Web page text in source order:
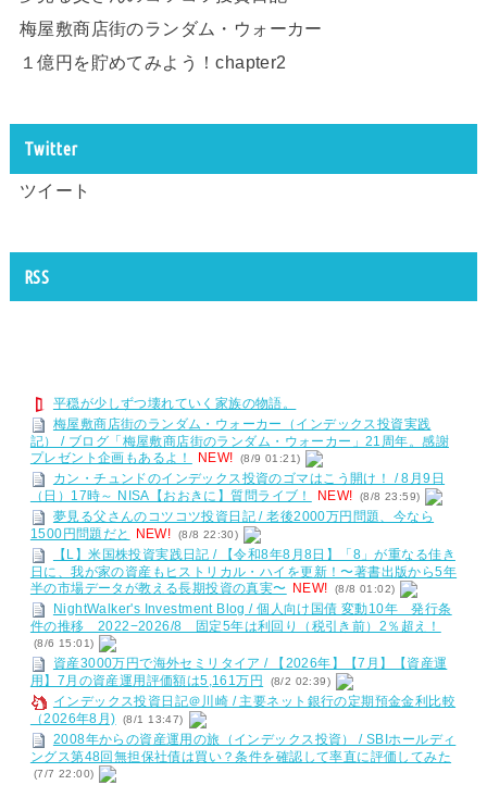
梅屋敷商店街のランダム・ウォーカー
１億円を貯めてみよう！chapter2
Twitter
ツイート
RSS
平穏が少しずつ壊れていく家族の物語。
梅屋敷商店街のランダム・ウォーカー（インデックス投資実践
記） / ブログ「梅屋敷商店街のランダム・ウォーカー」21周年。感謝
プレゼント企画もあるよ！
NEW! (8/9 01:21)
カン・チュンドのインデックス投資のゴマはこう開け！ / 8月9日
（日）17時～ NISA【おおきに】質問ライブ！
NEW! (8/8 23:59)
夢見る父さんのコツコツ投資日記 / 老後2000万円問題、今なら
1500円問題だと
NEW! (8/8 22:30)
【L】米国株投資実践日記 / 【令和8年8月8日】「8」が重なる佳き
日に、我が家の資産もヒストリカル・ハイを更新！〜著書出版から5年
半の市場データが教える長期投資の真実〜 NEW! (8/8 01:02)
NightWalker's Investment Blog / 個人向け国債 変動10年 発行条
件の推移 2022−2026/8 固定5年は利回り（税引き前）2％超え！
(8/6 15:01)
資産3000万円で海外セミリタイア / 【2026年】【7月】【資産運
用】7月の資産運用評価額は5,161万円
(8/2 02:39)
インデックス投資日記＠川崎 / 主要ネット銀行の定期預金金利比較
（2026年8月)
(8/1 13:47)
2008年からの資産運用の旅（インデックス投資） / SBIホールディ
ングス第48回無担保社債は買い？条件を確認して率直に評価してみた
(7/7 22:00)